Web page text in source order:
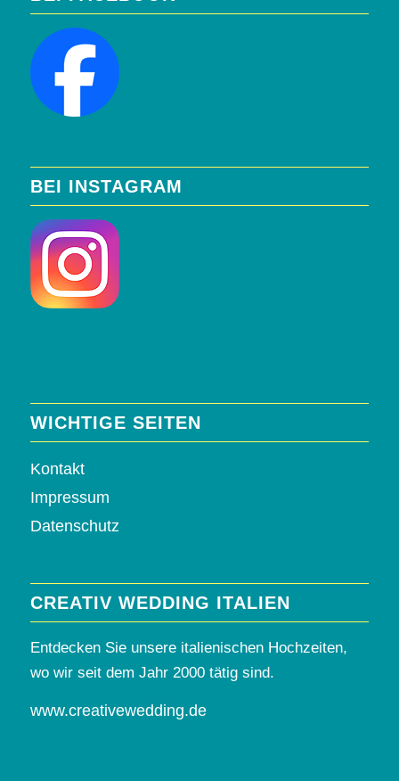
BEI INSTAGRAM
WICHTIGE SEITEN
Kontakt
Impressum
Datenschutz
CREATIV WEDDING ITALIEN
Entdecken Sie unsere italienischen Hochzeiten,
wo wir seit dem Jahr 2000 tätig sind.
www.creativewedding.de